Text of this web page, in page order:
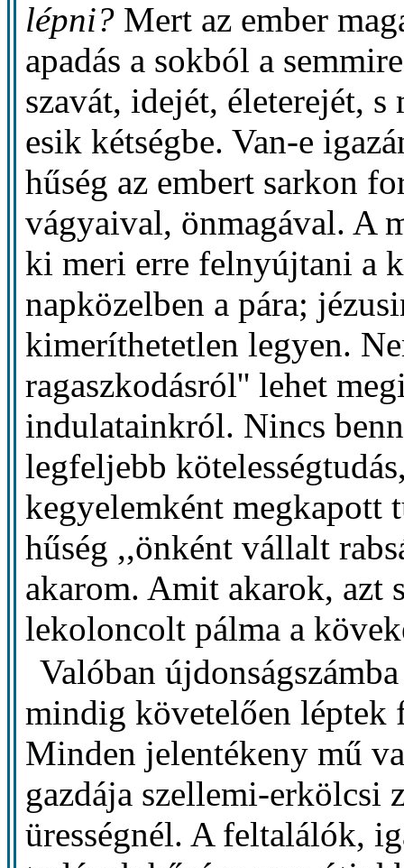
lépni? Mert az ember
apadás a sokból a
szavát, idejét, életerejét,
esik kétségbe. Van-e
hűség az embert sarkon
vágyaival, önmagával. A
ki meri erre felnyújtani a
napközelben a pára;
kimeríthetetlen legyen.
ragaszkodásról'' lehet
indulatainkról. Nincs
legfeljebb
kegyelemként megkapott
hűség ,,önként vállalt
akarom. Amit akarok, azt
lekoloncolt pálma a
Valóban
mindig követelően léptek
Minden jelentékeny mű
gazdája szellemi-erkölcsi
ürességnél. A feltalálók,